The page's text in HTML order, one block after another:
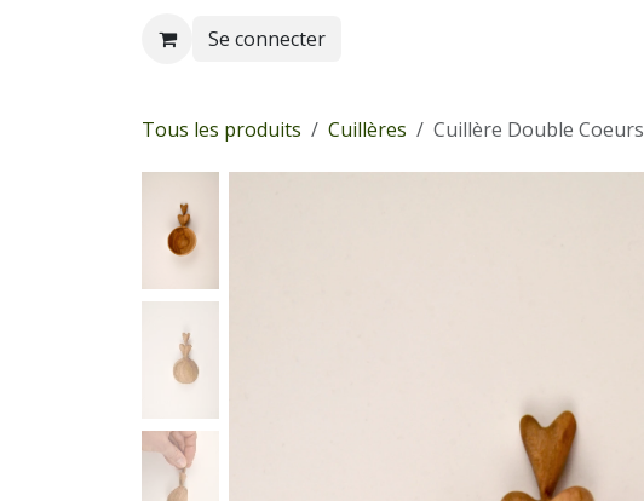
Se connecter
Tous les produits Cuillères Cuillère Double Coeurs